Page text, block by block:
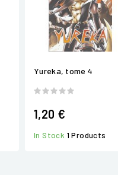
Yureka, tome 4
1,20 €
In Stock 1 Products